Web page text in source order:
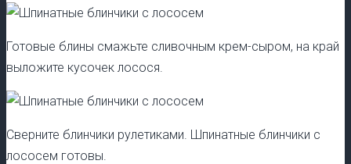
Готовые блины смажьте сливочным крем-сыром, на край
выложите кусочек лосося.
Сверните блинчики рулетиками. Шпинатные блинчики с
лососем готовы.